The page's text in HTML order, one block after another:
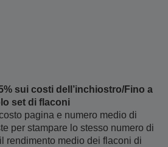
sui costi dell’inchiostro/Fino a
set di flaconi
pagina e numero medio di
per stampare lo stesso numero di
rendimento medio dei flaconi di